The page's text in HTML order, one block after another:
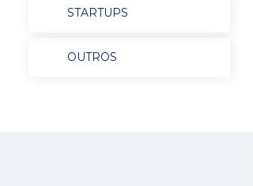
STARTUPS
OUTROS